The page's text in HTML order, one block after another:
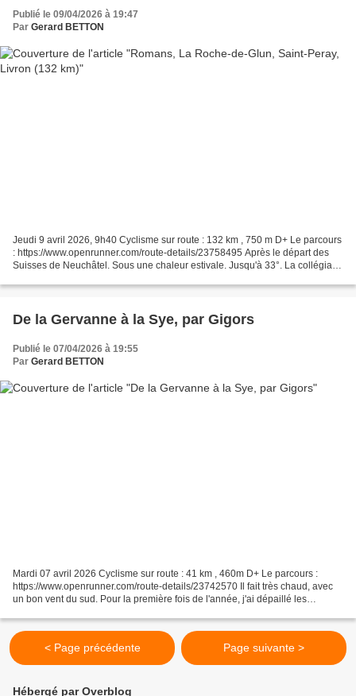
Publié le 09/04/2026 à 19:47
Par Gerard BETTON
Jeudi 9 avril 2026, 9h40 Cyclisme sur route : 132 km , 750 m D+ Le parcours
: https://www.openrunner.com/route-details/23758495 Après le départ des
Suisses de Neuchâtel. Sous une chaleur estivale. Jusqu'à 33°. La collégiale
De la Gervanne à la Sye, par Gigors
Publié le 07/04/2026 à 19:55
Par Gerard BETTON
Mardi 07 avril 2026 Cyclisme sur route : 41 km , 460m D+ Le parcours :
https://www.openrunner.com/route-details/23742570 Il fait très chaud, avec
un bon vent du sud. Pour la première fois de l'année, j'ai dépaillé les
< Page précédente Page suivante >
Hébergé par Overblog